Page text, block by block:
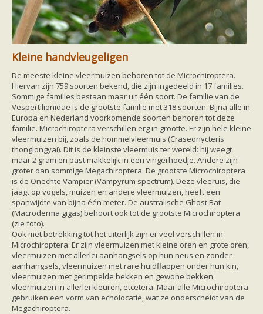
Kleine handvleugeligen
De meeste kleine vleermuizen behoren tot de Microchiroptera.
Hiervan zijn 759 soorten bekend, die zijn ingedeeld in 17 families.
Sommige families bestaan maar uit één soort. De familie van de
Vespertilionidae is de grootste familie met 318 soorten. Bijna alle in
Europa en Nederland voorkomende soorten behoren tot deze
familie. Microchiroptera verschillen erg in grootte. Er zijn hele kleine
vleermuizen bij, zoals de hommelvleermuis (Craseonycteris
thonglongyai). Dit is de kleinste vleermuis ter wereld: hij weegt
maar 2 gram en past makkelijk in een vingerhoedje. Andere zijn
groter dan sommige Megachiroptera. De grootste Microchiroptera
is de Onechte Vampier (Vampyrum spectrum). Deze vleeruis, die
jaagt op vogels, muizen en andere vleermuizen, heeft een
spanwijdte van bijna één meter. De australische Ghost Bat
(Macroderma gigas) behoort ook tot de grootste Microchiroptera
(zie foto).
Ook met betrekking tot het uiterlijk zijn er veel verschillen in
Microchiroptera. Er zijn vleermuizen met kleine oren en grote oren,
vleermuizen met allerlei aanhangsels op hun neus en zonder
aanhangsels, vleermuizen met rare huidflappen onder hun kin,
vleermuizen met gerimpelde bekken en gewone bekken,
vleermuizen in allerlei kleuren, etcetera. Maar alle Microchiroptera
gebruiken een vorm van echolocatie, wat ze onderscheidt van de
Megachiroptera.